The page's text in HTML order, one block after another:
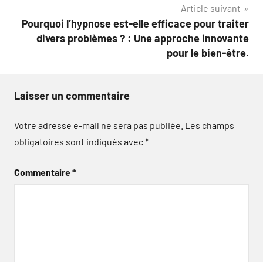
Article suivant
Pourquoi l’hypnose est-elle efficace pour traiter
divers problèmes ? : Une approche innovante
pour le bien-être.
Laisser un commentaire
Votre adresse e-mail ne sera pas publiée. Les champs
obligatoires sont indiqués avec*
Commentaire*